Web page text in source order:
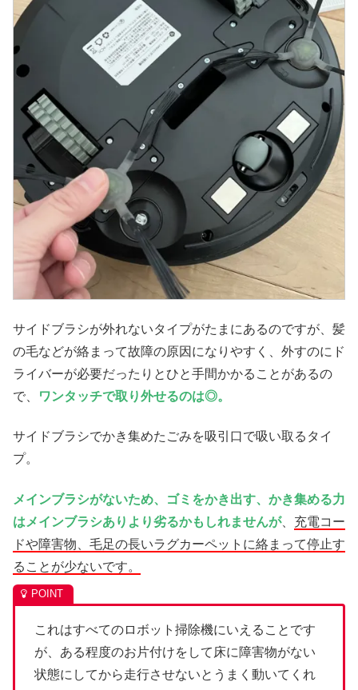
サイドブラシが外れないタイプがたまにあるのですが、髪
の毛などが絡まって故障の原因になりやすく、外すのにド
ライバーが必要だったりとひと手間かかることがあるの
で、
ワンタッチで取り外せるのは◎。
サイドブラシでかき集めたごみを吸引口で吸い取るタイ
プ。
メインブラシがないため、ゴミをかき出す、かき集める力
はメインブラシありより劣るかもしれませんが、 充電コー
ドや障害物、毛足の長いラグカーペットに絡まって停止す
ることが少ないです。
これはすべてのロボット掃除機にいえることです
が、ある程度のお片付けをして床に障害物がない
状態にしてから走行させないとうまく動いてくれ